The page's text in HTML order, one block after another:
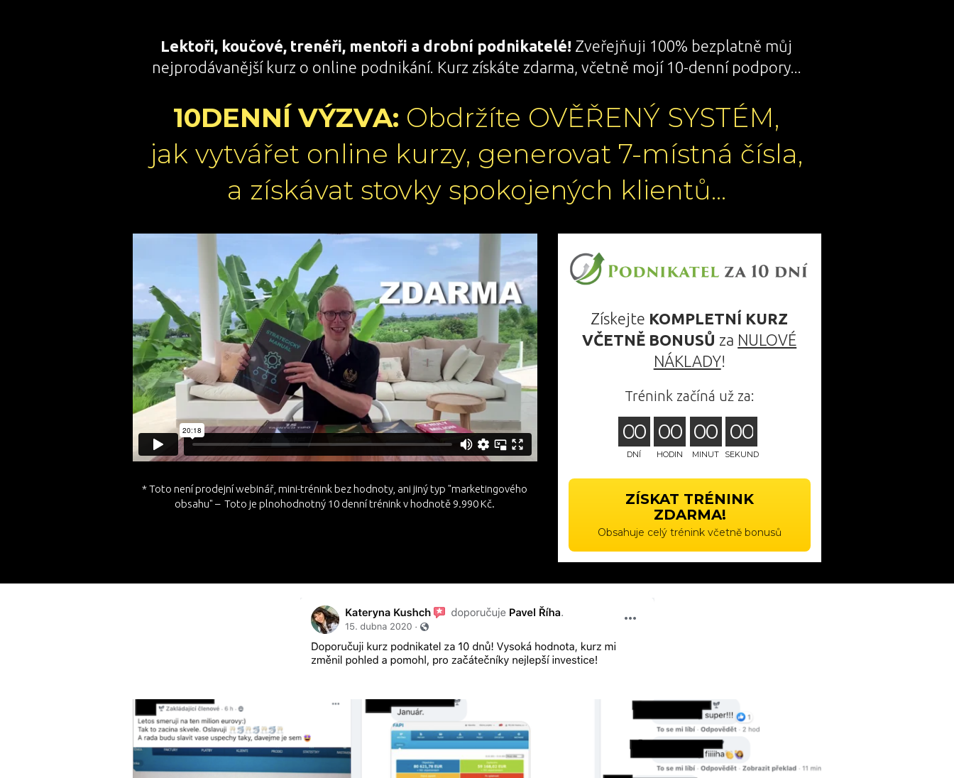
Lektoři, koučové, trenéři, mentoři a drobní podnikatelé! Zveřejňuji 100% bezplatně můj
nejprodávanější kurz o online podnikání. Kurz získáte zdarma, včetně mojí 10-denní podpory...
10DENNÍ VÝZVA: Obdržíte OVĚŘENÝ SYSTÉM,
jak vytvářet online kurzy, generovat 7-místná čísla,
a získávat stovky spokojených klientů...
* Toto není prodejní webinář, mini-trénink bez hodnoty, ani jiný typ "marketingového
obsahu" – Toto je plnohodnotný 10 denní trénink v hodnotě 9.990 Kč.
Získejte KOMPLETNÍ KURZ
VČETNĚ BONUSŮ za NULOVÉ
NÁKLADY!
Trénink začíná už za:
00
DNÍ
00
HODIN
00
MINUT
00
SEKUND
ZÍSKAT TRÉNINK
ZDARMA!
Obsahuje celý trénink včetně bonusů